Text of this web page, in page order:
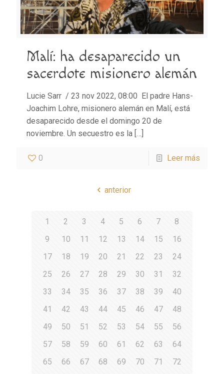
Malí: ha desaparecido un
sacerdote misionero alemán
Lucie Sarr / 23 nov 2022, 08:00 El padre Hans-
Joachim Lohre, misionero alemán en Malí, está
desaparecido desde el domingo 20 de
noviembre. Un secuestro es la […]
0 Leer más
anterior
1 2 3 4 5 6 7
8
9
10 11 12 13 14 15
16
17
18 19 20 21 22 23
24
25
26 27 28 29 30 31
32
33
34 35 36 37 38 39
40
41
42 43 44 45 46 47
48
49
50 51 52 53 54 55
56
57
58 59 60 61 62 63
64
65
66 67 68 69 70 71
72